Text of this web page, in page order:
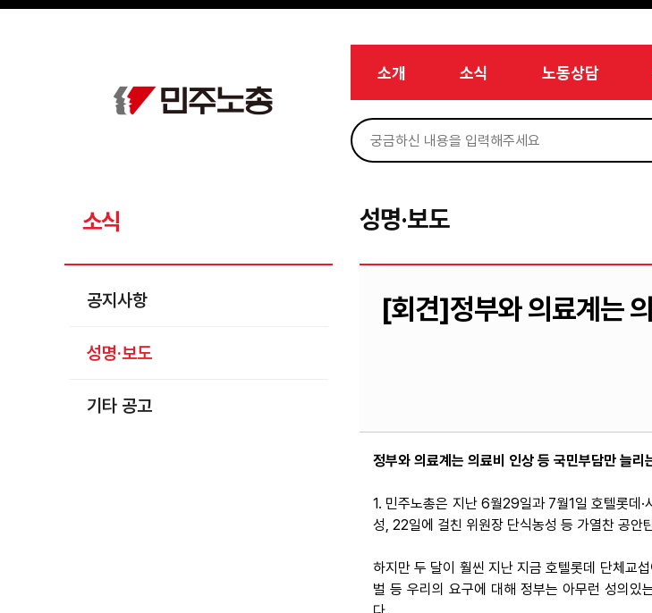
메뉴 건너뛰기
소개 소식 노동상담
소식
공지사항
성명·보도
기타 공고
성명·보도
[회견]정부와 의료계는
정부와 의료계는 의료비 인상 등 국민부담만 늘리
1. 민주노총은 지난 6월29일과 7월1일 호텔롯데
성, 22일에 걸친 위원장 단식농성 등 가열찬 공안
하지만 두 달이 훨씬 지난 지금 호텔롯데 단체교
벌 등 우리의 요구에 대해 정부는 아무런 성의있
Sketchbook5, 스케치북5
Sketchbook5, 스케치북5